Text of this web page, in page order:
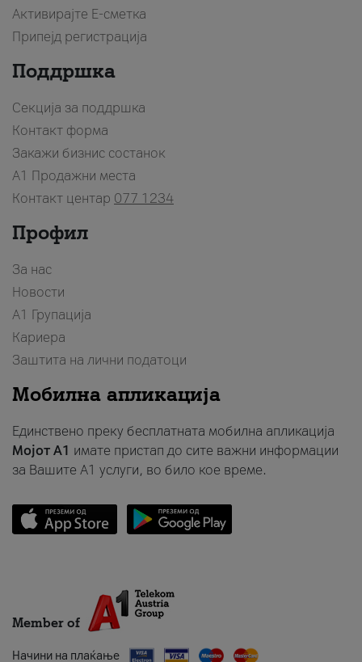
Активирајте Е-сметка
Припејд регистрација
Поддршка
Секција за поддршка
Контакт форма
Закажи бизнис состанок
A1 Продажни места
Контакт центар 077 1234
Профил
За нас
Новости
А1 Групација
Кариера
Заштита на лични податоци
Мобилна апликација
Единствено преку бесплатната мобилна апликација
Мојот A1 имате пристап до сите важни информации
за Вашите A1 услуги, во било кое време.
Member of
Начини на плаќање